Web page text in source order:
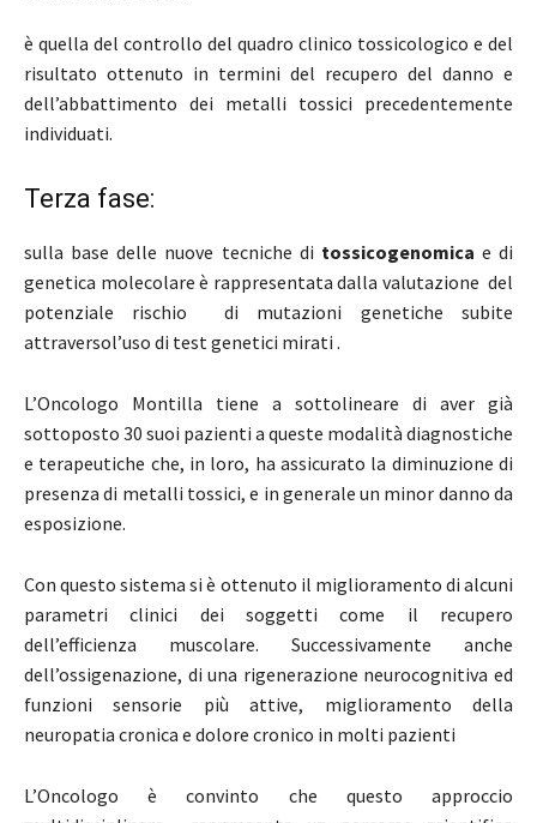
è quella del controllo del quadro clinico tossicologico e del
risultato ottenuto in termini del recupero del danno e
dell’abbattimento dei metalli tossici precedentemente
individuati.
Terza fase:
sulla base delle nuove tecniche di tossicogenomica e di
genetica molecolare è rappresentata dalla valutazione del
potenziale rischio di mutazioni genetiche subite
attraversol’uso di test genetici mirati .
L’Oncologo Montilla tiene a sottolineare di aver già
sottoposto 30 suoi pazienti a queste modalità diagnostiche
e terapeutiche che, in loro, ha assicurato la diminuzione di
presenza di metalli tossici, e in generale un minor danno da
esposizione.
Con questo sistema si è ottenuto il miglioramento di alcuni
parametri clinici dei soggetti come il recupero
dell’efficienza muscolare. Successivamente anche
dell’ossigenazione, di una rigenerazione neurocognitiva ed
funzioni sensorie più attive, miglioramento della
neuropatia cronica e dolore cronico in molti pazienti
L’Oncologo è convinto che questo approccio